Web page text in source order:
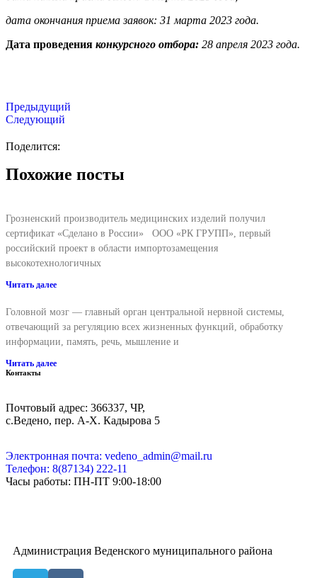
дата окончания приема заявок: 31 марта 2023 года.
Дата проведения конкурсного отбора: 28 апреля 2023 года.
Предыдущий
Следующий
Поделится:
Похожие посты
Грозненский производитель медицинских изделий получил
сертификат «Сделано в России» ООО «РК ГРУПП», первый
российский проект в области импортозамещения
высокотехнологичных
Читать далее
Головной мозг — главный орган центральной нервной системы,
отвечающий за регуляцию всех жизненных функций, обработку
информации, память, речь, мышление и
Читать далее
Администрация Веденского муниципального района
Контакты
Почтовый адрес: 366337, ЧР,
с.Ведено, пер. А-Х. Кадыровa 5
Электронная почта: vedeno_admin@mail.ru
Телефон: 8(87134) 222-11
Часы работы: ПН-ПТ 9:00-18:00